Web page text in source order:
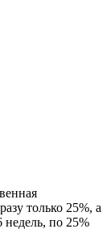
только 25%, а
недель, по 25%